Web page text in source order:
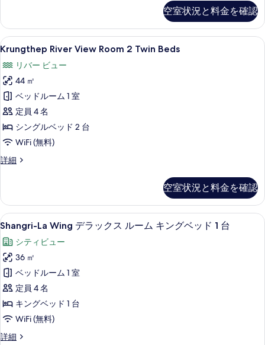
の
写
真
を
表
示
す
る
1
King
Bed
詳
細
空室状況と料金を確認
Krungthep
River
View
Room
2
Twin
Beds
の
す
べ
の
写
真
を
表
示
す
る
ミニバー、セーフティボックス (室
7
Krungthep River View Room 2 Twin Beds
リバー ビュー
44 ㎡
ベッドルーム 1 室
定員 4 名
シングルベッド 2 台
WiFi (無料)
詳細
Krungthep
2
Twin
Beds
詳
細
空室状況と料金を確認
Shangri-
La
Wing
デ
ラ
ッ
ク
ス
ル
ミニバー、セーフティボックス (室
7
Shangri-La Wing デラックス ルーム キングベッド 1 台
シティビュー
36 ㎡
ベッドルーム 1 室
定員 4 名
キングベッド 1 台
WiFi (無料)
詳細
Shangri-